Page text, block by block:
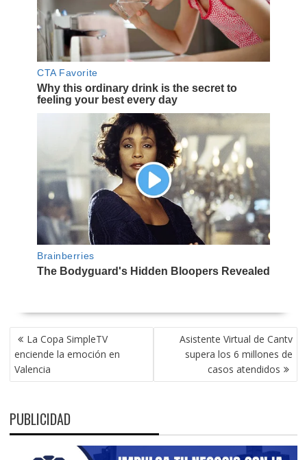
NAVEGACIÓN
DE
ENTRADAS
La Copa SimpleTV
enciende la emoción en
Valencia
Asistente Virtual de Cantv
supera los 6 millones de
casos atendidos
PUBLICIDAD